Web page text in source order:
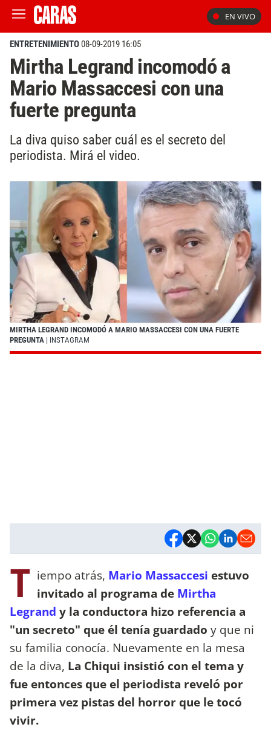
EN VIVO
ENTRETENIMIENTO08-09-2019 16:05
Mirtha Legrand incomodó a
Mario Massaccesi con una
fuerte pregunta
La diva quiso saber cuál es el secreto del
periodista. Mirá el video.
MIRTHA LEGRAND INCOMODÓ A MARIO MASSACCESI CON UNA FUERTE
PREGUNTA | INSTAGRAM
T iempo atrás, Mario Massaccesi estuvo
invitado al programa de Mirtha
Legrand y la conductora hizo referencia a
"un secreto" que él tenía guardado y que ni
su familia conocía. Nuevamente en la mesa
de la diva, La Chiqui insistió con el tema y
fue entonces que el periodista reveló por
primera vez pistas del horror que le tocó
vivir.